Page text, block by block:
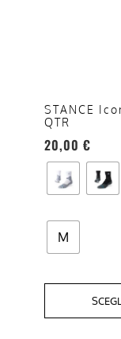
STANCE
QTR
20,00 €
M
opzioni
possono
essere
scelte
nella
del